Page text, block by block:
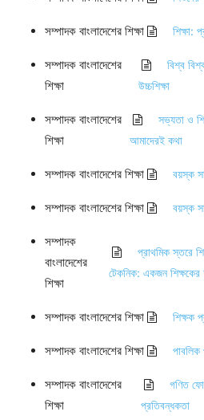
সম্পাদক বাংলাদেশের শিক্ষা শিক্ষা:
সম্পাদক বাংলাদেশের
শিক্ষা
বিশ্ব
উচ্চশিক্ষা
সম্পাদক বাংলাদেশের
শিক্ষা
সভ্যতা ও
আমাদেরই কথা
সম্পাদক বাংলাদেশের শিক্ষা বয়স্ক
সম্পাদক বাংলাদেশের শিক্ষা বয়স্ক
সম্পাদক
বাংলাদেশের
শিক্ষা
প্রাথমিক স্তরে
টেকনিক: একজন শিক্ষকের
সম্পাদক বাংলাদেশের শিক্ষা শিক্ষক
সম্পাদক বাংলাদেশের শিক্ষা পাবলিক
সম্পাদক বাংলাদেশের
শিক্ষা
গণিত
প্রতিবন্ধকতা